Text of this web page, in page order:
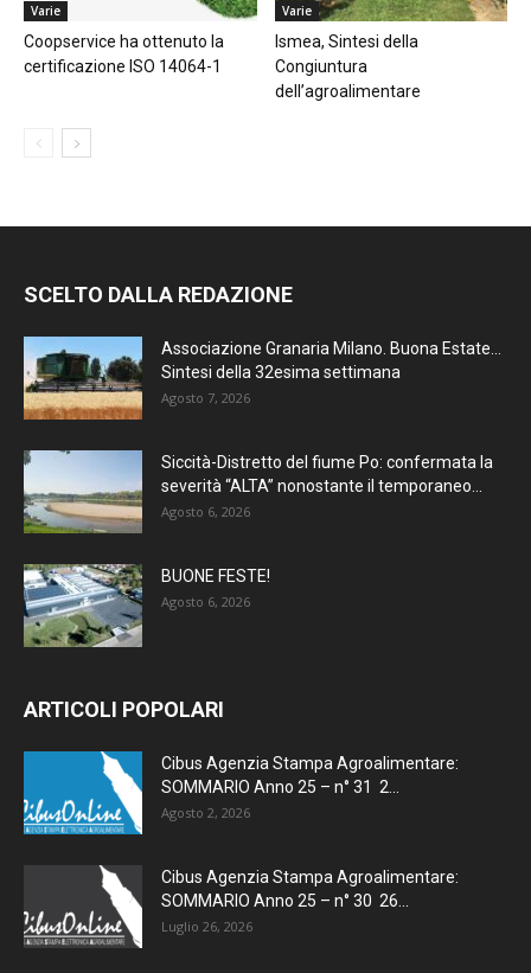
Varie
Coopservice ha ottenuto la
certificazione ISO 14064-1
Varie
Ismea, Sintesi della
Congiuntura
dell’agroalimentare
SCELTO DALLA REDAZIONE
Associazione Granaria Milano. Buona Estate…
Sintesi della 32esima settimana
Agosto 7, 2026
Siccità-Distretto del fiume Po: confermata la
severità “ALTA” nonostante il temporaneo...
Agosto 6, 2026
BUONE FESTE!
Agosto 6, 2026
ARTICOLI POPOLARI
Cibus Agenzia Stampa Agroalimentare:
SOMMARIO Anno 25 – n° 31 2...
Agosto 2, 2026
Cibus Agenzia Stampa Agroalimentare:
SOMMARIO Anno 25 – n° 30 26...
Luglio 26, 2026